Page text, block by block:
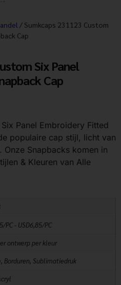
/ Sumkcaps 231123 Custom
Cap
Six Panel
Cap
Panel Embroidery Fitted
populaire cap stijl, licht van
Snapbacks komen in
& Kleuren van Alle
PC - USD6,85/PC
ontwerp per kleur
Borduren, Sublimatiedruk